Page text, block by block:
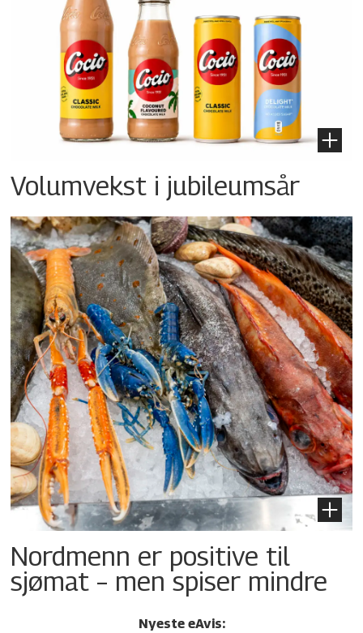
Volumvekst i jubileumsår
Nordmenn er positive til
sjømat – men spiser mindre
Nyeste eAvis: